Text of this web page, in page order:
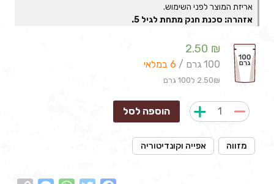
אריזת המוצר לפני השימוש.
אזהרה: סכנת חנק מתחת לגיל 5.
2.50 ₪
100 גרם / 6 במלאי
2.50₪ ל100 גרם
הוספה לסל
מזווה אפייה וקונדיטוריה